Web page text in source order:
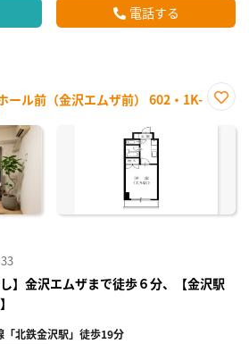
電話する
ール前（金沢エムザ前） 602・1K-
に入
】金沢エムザまで徒歩６分、【金沢駅
「北鉄金沢駅」徒歩19分